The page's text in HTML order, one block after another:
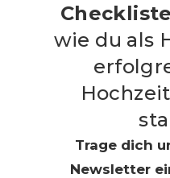
Checkliste
wie du als
Trage dich
Newsletter